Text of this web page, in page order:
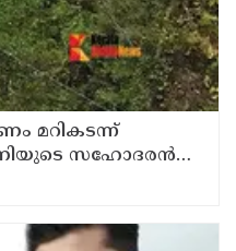
മറികടന്ന്
സഹോദരന്‍
അധികൃതര്‍